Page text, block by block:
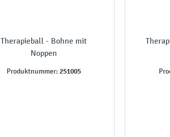
Therapieball - Bohne mit
Noppen
Produktnummer: 251005